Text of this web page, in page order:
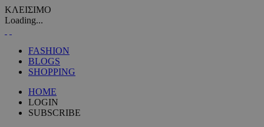
ΚΛΕΙΣΙΜΟ
Loading...
FASHION
BLOGS
SHOPPING
HOME
LOGIN
SUBSCRIBE